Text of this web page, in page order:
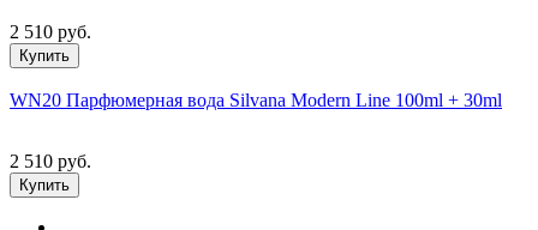
2 510 руб.
Купить
WN20 Парфюмерная вода Silvana Modern Line 100ml + 30ml
2 510 руб.
Купить